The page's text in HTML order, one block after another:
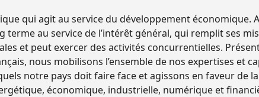
qui agit au service du développement économique.
au service de l’intérêt général, qui remplit ses
et peut exercer des activités concurrentielles.
nous mobilisons l’ensemble de nos expertises et
notre pays doit faire face et agissons en faveur de
économique, industrielle, numérique et